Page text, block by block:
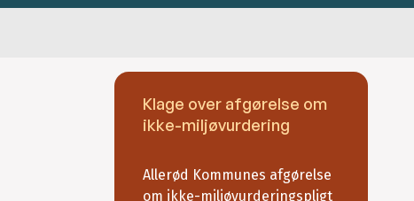
Klage over afgørelse om
ikke-miljøvurdering
Allerød Kommunes afgørelse
om ikke-miljøvurderingspligt